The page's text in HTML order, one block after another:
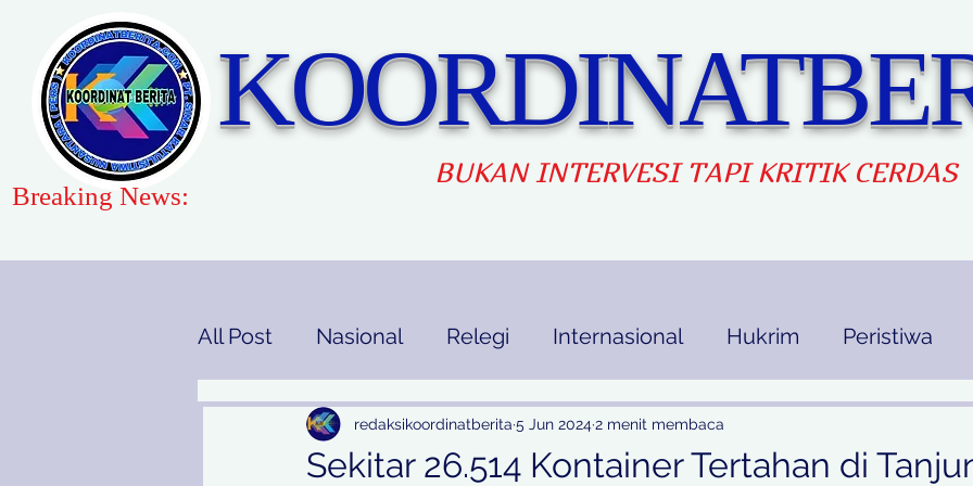
BUKAN INTERVESI TAPI KRITIK CERDAS
Breaking News:
All Post Nasional Relegi Internasional Hukrim Peristiwa
Gaya Hidup Pendidikan Ekbis Opini
Sekitar 26.514 Kontainer Tertahan di
redaksikoordinatberita 5 Jun 20242 menit membaca